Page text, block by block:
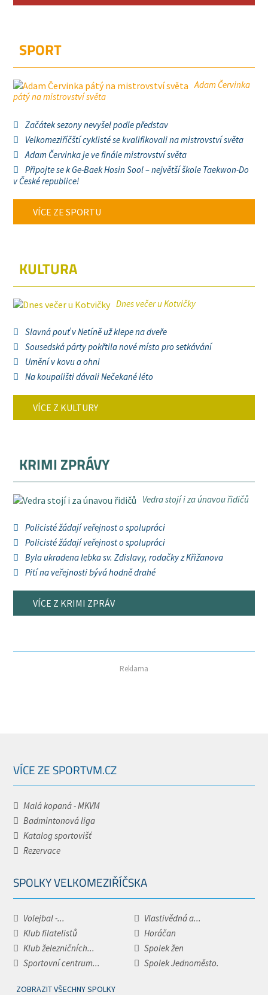
SPORT
Adam Červinka
pátý na mistrovství světa
Začátek sezony nevyšel podle představ
Velkomeziříčští cyklisté se kvalifikovali na mistrovství světa
Adam Červinka je ve finále mistrovství světa
Připojte se k Ge-Baek Hosin Sool – největší škole Taekwon-Do
v České republice!
VÍCE ZE SPORTU
KULTURA
Dnes večer u Kotvičky
Slavná pouť v Netíně už klepe na dveře
Sousedská párty pokřtila nové místo pro setkávání
Umění v kovu a ohni
Na koupališti dávali Nečekané léto
VÍCE Z KULTURY
KRIMI ZPRÁVY
Vedra stojí i za únavou řidičů
Policisté žádají veřejnost o spolupráci
Policisté žádají veřejnost o spolupráci
Byla ukradena lebka sv. Zdislavy, rodačky z Křižanova
Pití na veřejnosti bývá hodně drahé
VÍCE Z KRIMI ZPRÁV
Reklama
VÍCE ZE SPORTVM.CZ
Malá kopaná - MKVM
Badmintonová liga
Katalog sportovišť
Rezervace
SPOLKY VELKOMEZIŘÍČSKA
Volejbal -...
Vlastivědná a...
Klub filatelistů
Horáčan
Klub železničních...
Spolek žen
Sportovní centrum...
Spolek Jednoměsto.
ZOBRAZIT VŠECHNY SPOLKY